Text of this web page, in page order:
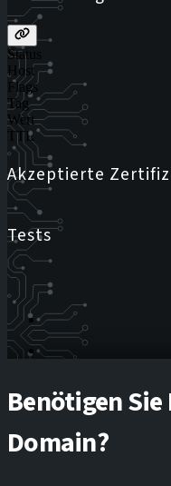
Status
Host
Flags
Tag
Wert
TTL
Akzeptierte
Tests
Benötigen
Domain?